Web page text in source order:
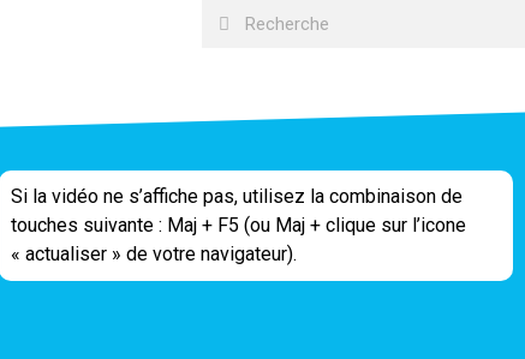
Si la vidéo ne s’affiche pas, utilisez la combinaison de
touches suivante : Maj + F5 (ou Maj + clique sur l’icone
« actualiser » de votre navigateur).